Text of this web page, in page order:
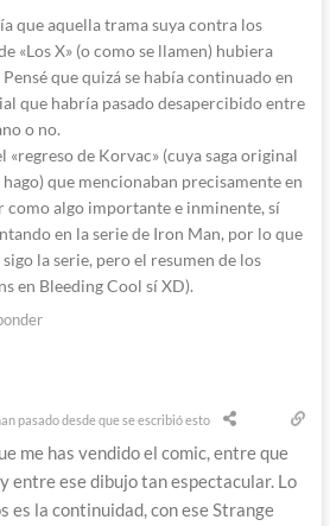
que aquella trama suya contra los
«Los X» (o como se llamen) hubiera
que quizá se había continuado en
que habría pasado desapercibido entre
o no.
«regreso de Korvac» (cuya saga original
que mencionaban precisamente en
como algo importante e inminente, sí
en la serie de Iron Man, por lo que
la serie, pero el resumen de los
en Bleeding Cool sí XD).
pasado desde que se escribió esto
me has vendido el comic, entre que
entre ese dibujo tan espectacular. Lo
es la continuidad, con ese Strange